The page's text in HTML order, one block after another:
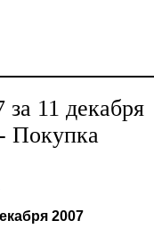
11 декабря
Покупка
2007